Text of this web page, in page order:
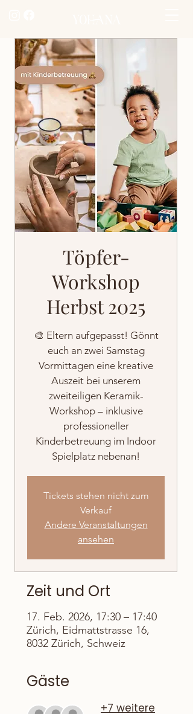
Töpfer-
Workshop
Herbst 2025
🎨 Eltern aufgepasst! Gönnt
euch an zwei Samstag
Vormittagen eine kreative
Auszeit bei unserem
zweiteiligen Keramik-
Workshop – inklusive
professioneller
Kinderbetreuung im Indoor
Spielplatz nebenan!
Tickets stehen nicht zum
Verkauf
Andere Veranstaltungen
ansehen
Zeit und Ort
17. Feb. 2026, 17:30 – 17:40
Zürich, Eidmattstrasse 16,
8032 Zürich, Schweiz
Gäste
+7 weitere